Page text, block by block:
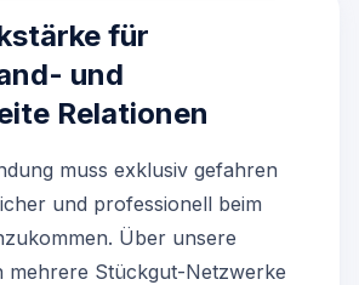
für
und
Relationen
muss exklusiv gefahren
und professionell beim
Über unsere
mehrere Stückgut-Netzwerke